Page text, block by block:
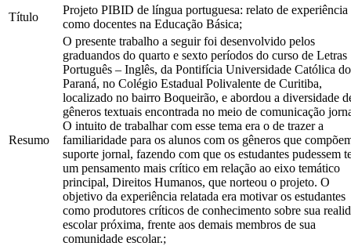
Título
Projeto PIBID de língua portuguesa: relato de experiência
como docentes na Educação Básica;
Resumo
O presente trabalho a seguir foi desenvolvido pelos
graduandos do quarto e sexto períodos do curso de Letras
Português – Inglês, da Pontifícia Universidade Católica do
Paraná, no Colégio Estadual Polivalente de Curitiba,
localizado no bairro Boqueirão, e abordou a diversidade
gêneros textuais encontrada no meio de comunicação
O intuito de trabalhar com esse tema era o de trazer a
familiaridade para os alunos com os gêneros que
suporte jornal, fazendo com que os estudantes pudessem
um pensamento mais crítico em relação ao eixo temático
principal, Direitos Humanos, que norteou o projeto. O
objetivo da experiência relatada era motivar os estudantes
como produtores críticos de conhecimento sobre sua
escolar próxima, frente aos demais membros de sua
comunidade escolar.;